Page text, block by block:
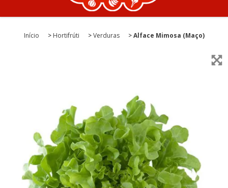
Início > Hortifrúti > Verduras > Alface Mimosa (Maço)